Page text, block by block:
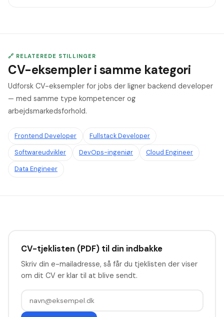
🔗 RELATEREDE STILLINGER
CV-eksempler i samme kategori
Udforsk CV-eksempler for jobs der ligner backend developer
— med samme type kompetencer og
arbejdsmarkedsforhold.
Frontend Developer
Fullstack Developer
Softwareudvikler
DevOps-ingeniør
Cloud Engineer
Data Engineer
CV-tjeklisten (PDF) til din indbakke
Skriv din e-mailadresse, så får du tjeklisten der viser
om dit CV er klar til at blive sendt.